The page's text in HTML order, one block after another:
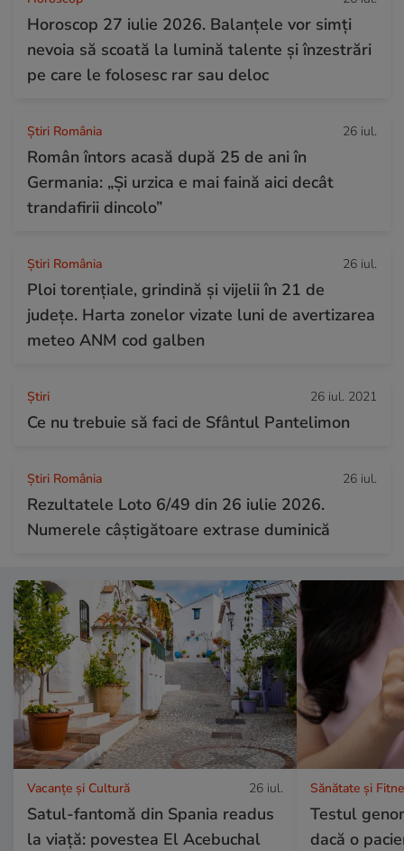
Horoscop 27 iulie 2026. Balanțele vor simți
nevoia să scoată la lumină talente și înzestrări
pe care le folosesc rar sau deloc
Știri România 26 iul.
Român întors acasă după 25 de ani în
Germania: „Și urzica e mai faină aici decât
trandafirii dincolo”
Știri România 26 iul.
Ploi torențiale, grindină și vijelii în 21 de
județe. Harta zonelor vizate luni de avertizarea
meteo ANM cod galben
Ştiri 26 iul. 2021
Ce nu trebuie să faci de Sfântul Pantelimon
Știri România 26 iul.
Rezultatele Loto 6/49 din 26 iulie 2026.
Numerele câștigătoare extrase duminică
Vacanțe și Cultură 26 iul.
Satul-fantomă din Spania readus
la viață: povestea El Acebuchal
Sănătate și
Testul
dacă o